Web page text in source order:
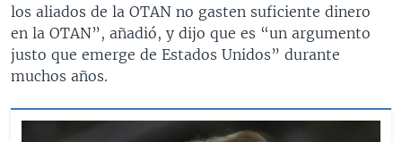
los aliados de la OTAN no gasten suficiente dinero
en la OTAN”, añadió, y dijo que es “un argumento
justo que emerge de Estados Unidos” durante
muchos años.